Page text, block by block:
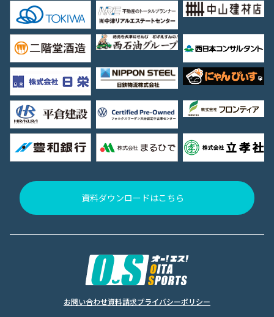
資料ダウンロードはこちら
お問い合わせ資料請求プライバシーポリシー